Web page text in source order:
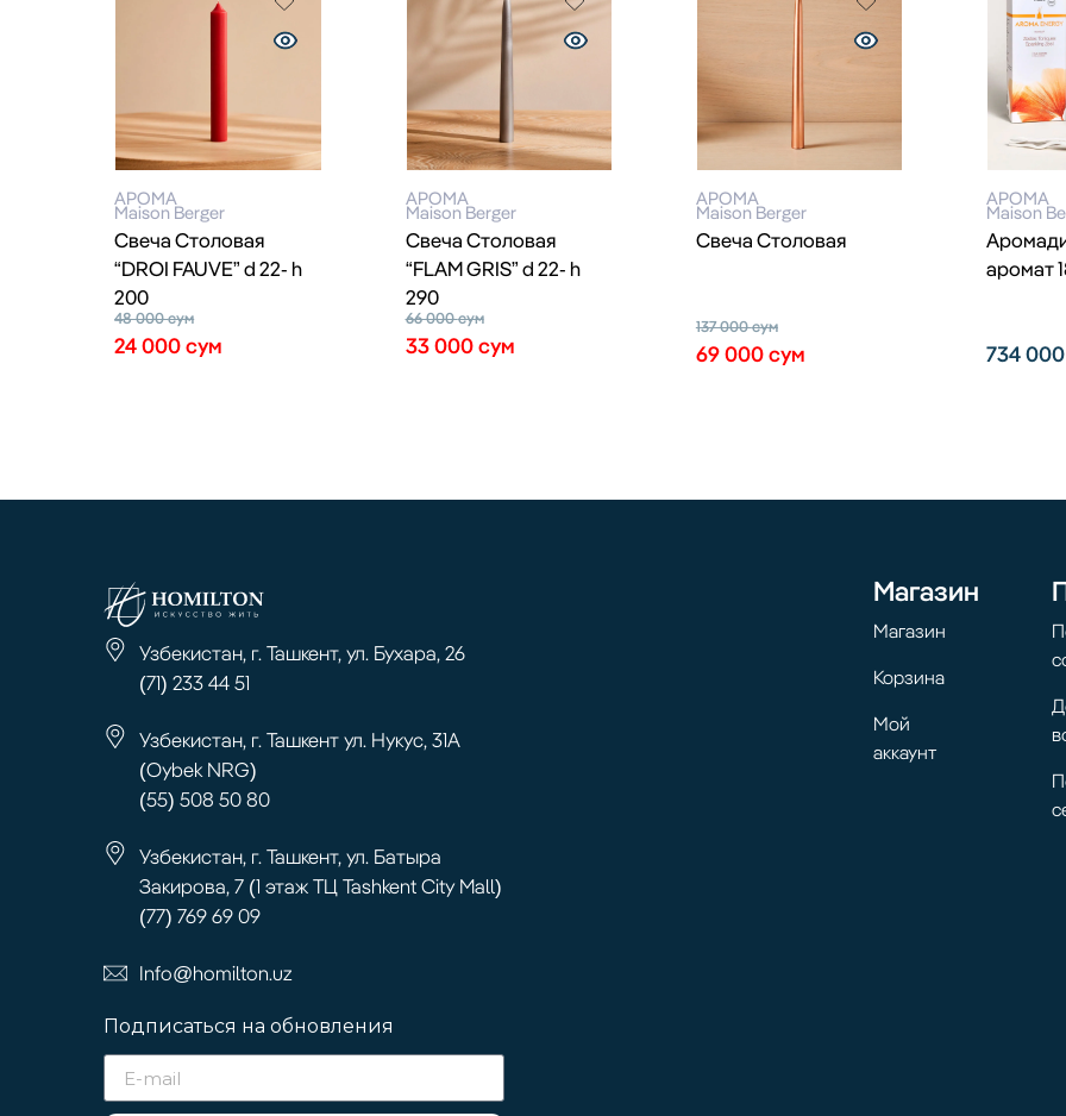
АРОМА
Maison Berger
Свеча Столовая
“DROI FAUVE” d 22- h
200
48 000сум
24 000сум
АРОМА
Maison Berger
Свеча Столовая
“FLAM GRIS” d 22- h
290
66 000сум
33 000сум
АРОМА
Maison Berger
Свеча Столовая
137 000сум
69 000сум
АРОМА
Maison
аромат
734
Узбекистан, г. Ташкент, ул. Бухара, 26
(71) 233 44 51
Узбекистан, г. Ташкент ул. Нукус, 31А
(Oybek NRG)
(55) 508 50 80
Узбекистан, г. Ташкент, ул. Батыра
Закирова, 7 (1 этаж ТЦ Tashkent City Mall)
(77) 769 69 09
Info@homilton.uz
Подписаться на обновления
Магазин
Магазин
Корзина
Мой
аккаунт